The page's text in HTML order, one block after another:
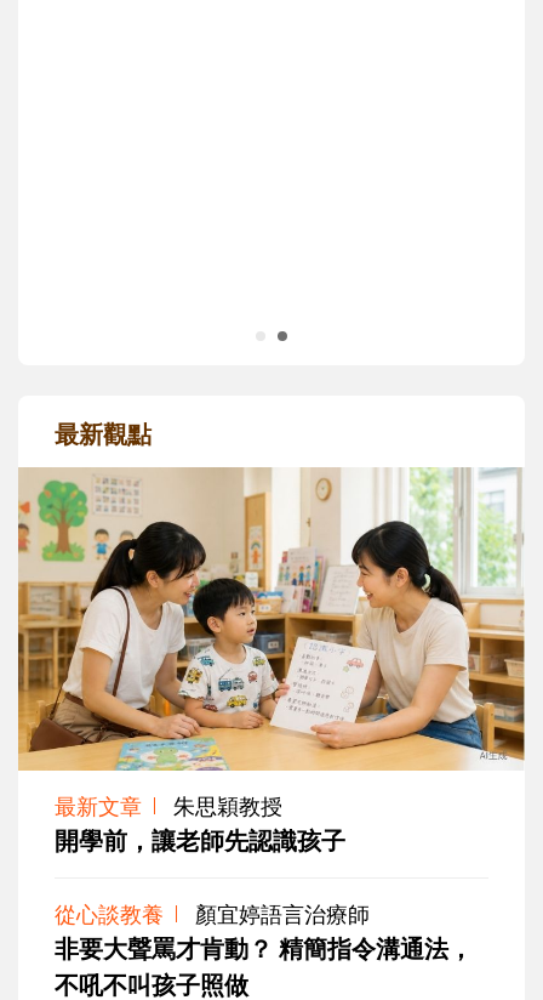
最新觀點
最新文章 朱思穎教授
開學前，讓老師先認識孩子
從心談教養 顏宜婷語言治療師
非要大聲罵才肯動？ 精簡指令溝通法，
不吼不叫孩子照做